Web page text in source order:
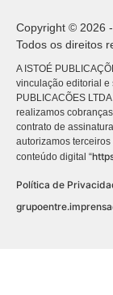
Copyright © 2026
Todos os direitos
A ISTOÉ
vinculação editorial e
PUBLICACÕES
realizamos
contrato de
autorizamos
conteúdo digital “
Política de